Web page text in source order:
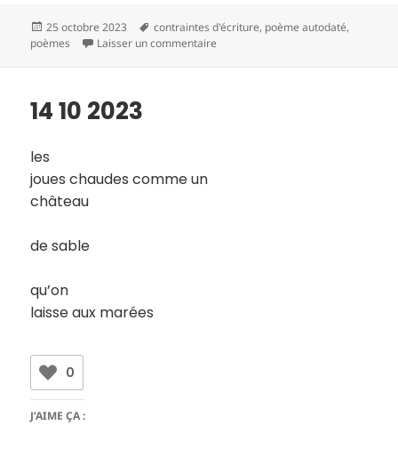
Publié
le
25 octobre 2023
Mots-
clés
contraintes d'écriture, poème autodaté,
poèmes
Laisser un commentaire
14 10 2023
les
joues chaudes comme un
château
de sable
qu’on
laisse aux marées
0
J’AIME ÇA :